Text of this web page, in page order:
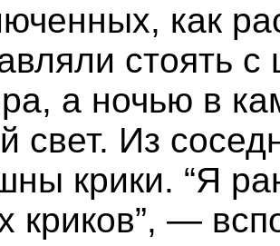
как
стоять
а ночью в
свет. Из
крики. “Я
криков”, —